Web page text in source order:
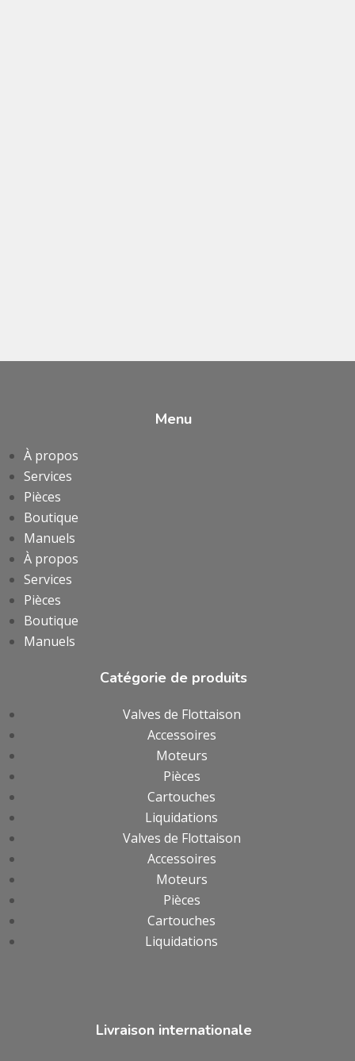
Menu
À propos
Services
Pièces
Boutique
Manuels
À propos
Services
Pièces
Boutique
Manuels
Catégorie de produits
Valves de Flottaison
Accessoires
Moteurs
Pièces
Cartouches
Liquidations
Valves de Flottaison
Accessoires
Moteurs
Pièces
Cartouches
Liquidations
Livraison internationale